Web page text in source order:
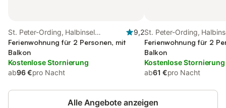
St. Peter-Ording, Halbinsel
Eiderstedt
9,2
Ferienwohnung für 2 Personen, mit
Balkon
Kostenlose Stornierung
ab96 €pro Nacht
St. Peter-Ording,
Eiderstedt
Ferienwohnung für 2
Balkon
Kostenlose Stornierung
ab61 €pro Nacht
Alle Angebote anzeigen